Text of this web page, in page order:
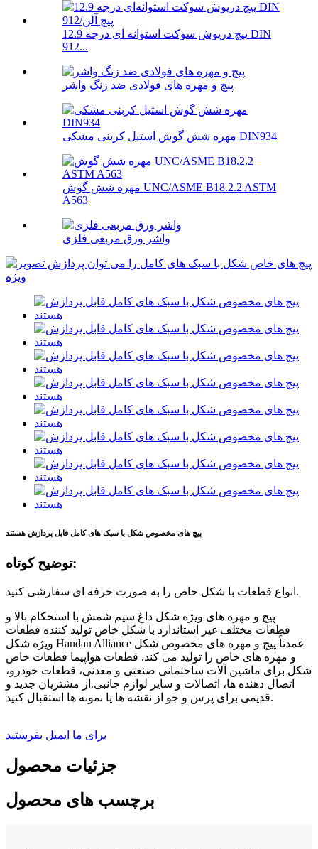
پیچ درپوش سوکت استوانه ای درجه 12.9 DIN
912...
پیچ و مهره های فولادی ضد زنگ واشر
مهره شش گوش استیل کربنی مشکی DIN934
مهره شش گوش UNC/ASME B18.2.2 ASTM
A563
واشر ورق مربعی فلزی
پیچ های مخصوص شکل با سبک های کامل قابل پردازش هستند
توضیح کوتاه:
انواع قطعات با شکل خاص را به صورت حرفه ای سفارشی کنید.
پیچ و مهره های ویژه شکل داغ سیم شمش با استحکام بالا و
قطعات مختلف غیر استاندارد با شکل خاص تولید کننده قطعات
ویژه شکل Handan Alliance عمدتاً پیچ و مهره های مخصوص شکل
و مهره های خاص را تولید می کند. قطعات هواپیما قطعات خاص
شکل برای ماشین آلات ساختمانی صنعتی و معدنی، قطعات خودرو،
اتصال دهنده ها، اتصالات و سایر لوازم جانبی.از مشتریان جدید و
قدیمی برای پرس و جو از نقشه ها یا نمونه ها استقبال کنید.
برای ما ایمیل بفرستید
جزئیات محصول
برچسب های محصول